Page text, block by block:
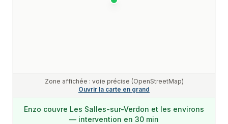
Zone affichée : voie précise (OpenStreetMap)
Ouvrir la carte en grand
Enzo couvre Les Salles-sur-Verdon et les environs
— intervention en 30 min